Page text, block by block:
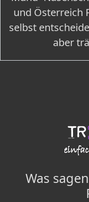
und Österreich
selbst
aber
Was